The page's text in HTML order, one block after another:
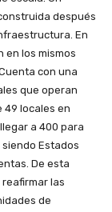
después
En
en los mismos
con una
que operan
49 locales en
a 400 para
Estados
De esta
las
de